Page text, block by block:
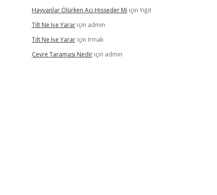
Hayvanlar Ölürken Acı Hisseder Mi için Yiğit
Tilt Ne Işe Yarariçin admin
Tilt Ne Işe Yarariçin Irmak
Çevre Taraması Nediriçin admin